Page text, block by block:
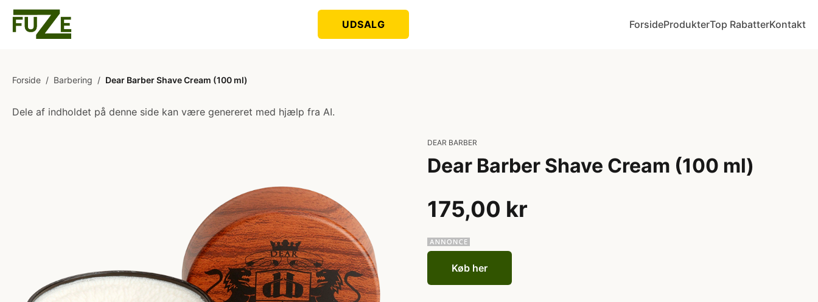
UDSALG ForsideProdukterTop RabatterKontakt
Forside / Barbering / Dear Barber Shave Cream (100 ml)
Dele af indholdet på denne side kan være genereret med hjælp fra AI.
DEAR BARBER
Dear Barber Shave Cream (100 ml)
175,00 kr
Køb her